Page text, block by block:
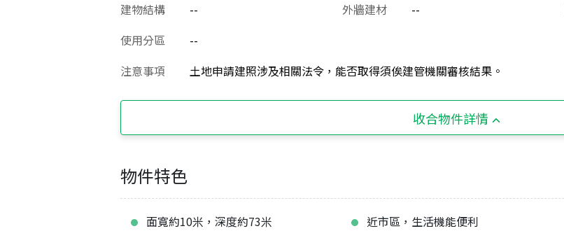
建物結構 -- 外牆建材 --
使用分區
--
注意事項
土地申請建照涉及相關法令，能否取得須俟建管機關審核結果。
收合物件詳情
物件特色
面寬約10米，深度約73米 近市區，生活機能便利